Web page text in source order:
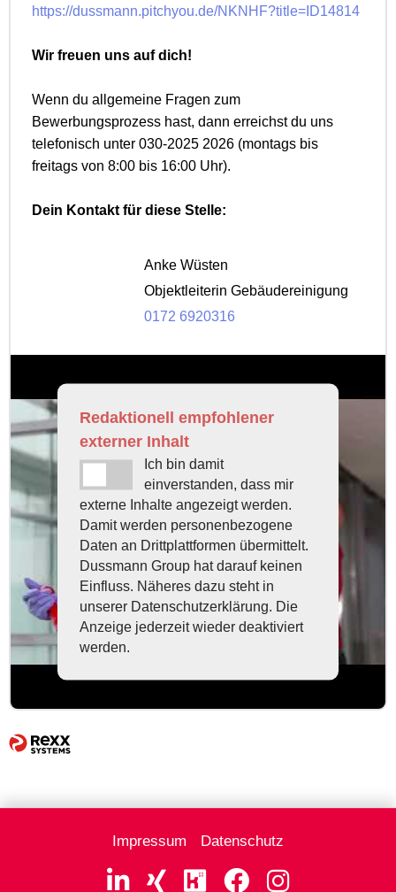
https://dussmann.pitchyou.de/NKNHF?title=ID14814
Wir freuen uns auf dich!
Wenn du allgemeine Fragen zum
Bewerbungsprozess hast, dann erreichst du uns
telefonisch unter 030-2025 2026 (montags bis
freitags von 8:00 bis 16:00 Uhr).
Dein Kontakt für diese Stelle:
Anke Wüsten
Objektleiterin Gebäudereinigung
0172 6920316
Redaktionell empfohlener
externer Inhalt
Ich bin damit
einverstanden, dass mir
externe Inhalte angezeigt werden.
Damit werden personenbezogene
Daten an Drittplattformen übermittelt.
Dussmann Group hat darauf keinen
Einfluss. Näheres dazu steht in
unserer Datenschutzerklärung. Die
Anzeige jederzeit wieder deaktiviert
werden.
Impressum Datenschutz